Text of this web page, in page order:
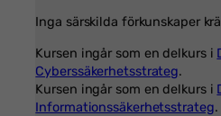
Inga särskilda förkunskaper
Kursen ingår som en delkurs i
Cyberssäkerhetsstrateg.
Kursen ingår som en delkurs i
Informationssäkerhetsstrateg.